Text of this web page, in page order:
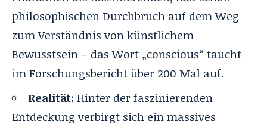
philosophischen Durchbruch auf dem Weg
zum Verständnis von künstlichem
Bewusstsein – das Wort „conscious“ taucht
im Forschungsbericht über 200 Mal auf.
Realität: Hinter der faszinierenden
Entdeckung verbirgt sich ein massives